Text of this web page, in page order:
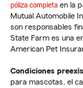
póliza completa en la
Mutual Automobile
son responsables
State Farm es una
American Pet
Condiciones
para mascotas, el